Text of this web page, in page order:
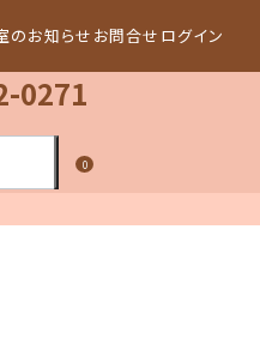
のお知らせ お問合せ ログイン
0271
0